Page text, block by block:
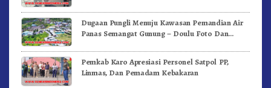
Dugaan Pungli Menuju Kawasan Pemandian Air
Panas Semangat Gunung – Doulu Foto Dan
Pemkab Karo Apresiasi Personel Satpol PP,
Linmas, Dan Pemadam Kebakaran